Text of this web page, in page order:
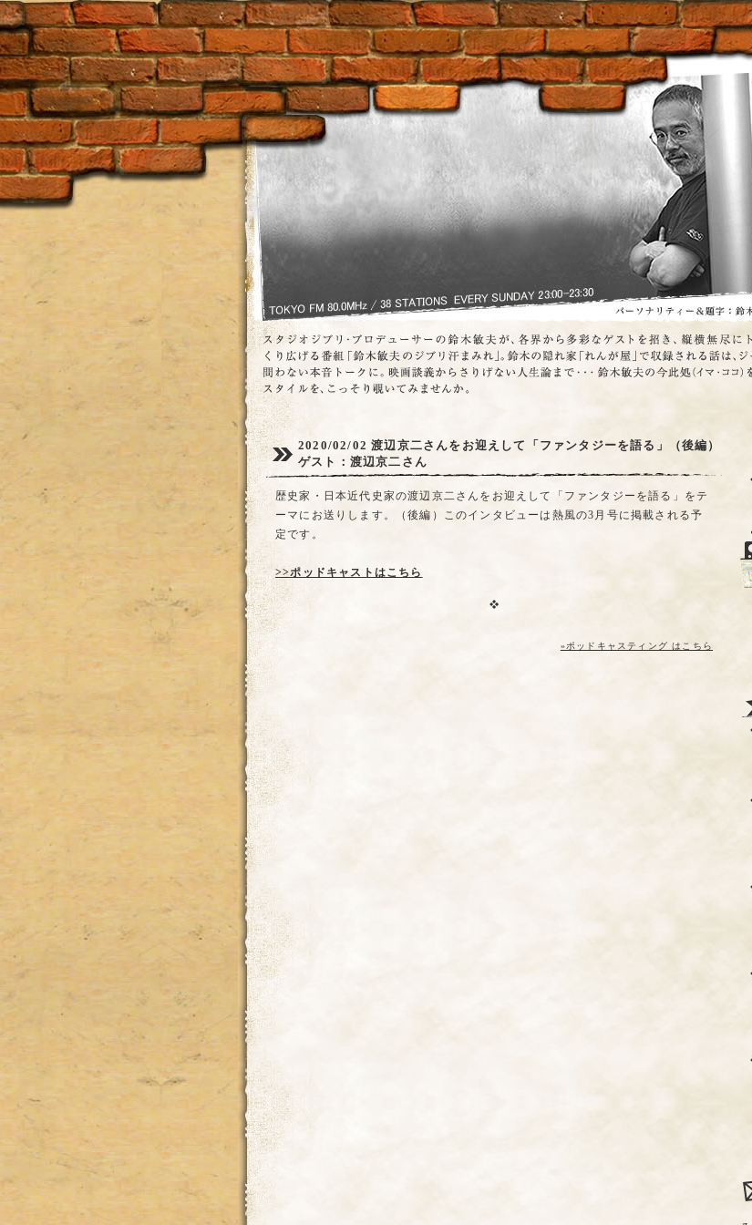
2020/02/02渡辺京二さんをお迎えして「ファンタジーを語る」（後編）
ゲスト：渡辺京二さん
歴史家・日本近代史家の渡辺京二さんをお迎えして「ファンタジーを語る」をテ
ーマにお送りします。（後編）このインタビューは熱風の3月号に掲載される予
定です。
>>ポッドキャストはこちら
»ポッドキャスティング はこちら